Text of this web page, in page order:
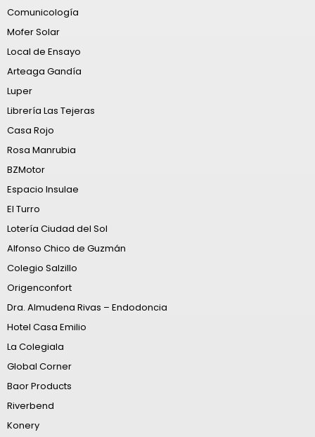
Comunicología
Mofer Solar
Local de Ensayo
Arteaga Gandía
Luper
Librería Las Tejeras
Casa Rojo
Rosa Manrubia
BZMotor
Espacio Insulae
El Turro
Lotería Ciudad del Sol
Alfonso Chico de Guzmán
Colegio Salzillo
Origenconfort
Dra. Almudena Rivas – Endodoncia
Hotel Casa Emilio
La Colegiala
Global Corner
Baor Products
Riverbend
Konery